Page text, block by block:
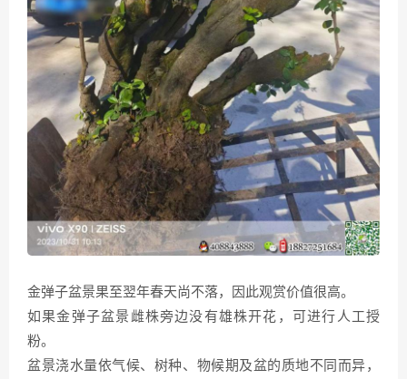
金弹子盆景果至翌年春天尚不落，因此观赏价值很高。
如果金弹子盆景雌株旁边没有雄株开花，可进行人工授
粉。
盆景浇水量依气候、树种、物候期及盆的质地不同而异，